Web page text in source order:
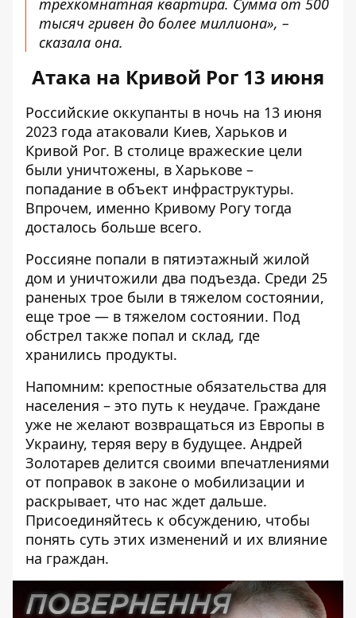
трехкомнатная квартира. Сумма от 500
тысяч гривен до более миллиона», –
сказала она.
Атака на Кривой Рог 13 июня
Российские оккупанты в ночь на 13 июня
2023 года атаковали Киев, Харьков и
Кривой Рог. В столице вражеские цели
были уничтожены, в Харькове –
попадание в объект инфраструктуры.
Впрочем, именно Кривому Рогу тогда
досталось больше всего.
Россияне попали в пятиэтажный жилой
дом и уничтожили два подъезда. Среди 25
раненых трое были в тяжелом состоянии,
еще трое — в тяжелом состоянии. Под
обстрел также попал и склад, где
хранились продукты.
Напомним: крепостные обязательства для
населения – это путь к неудаче. Граждане
уже не желают возвращаться из Европы в
Украину, теряя веру в будущее. Андрей
Золотарев делится своими впечатлениями
от поправок в законе о мобилизации и
раскрывает, что нас ждет дальше.
Присоединяйтесь к обсуждению, чтобы
понять суть этих изменений и их влияние
на граждан.